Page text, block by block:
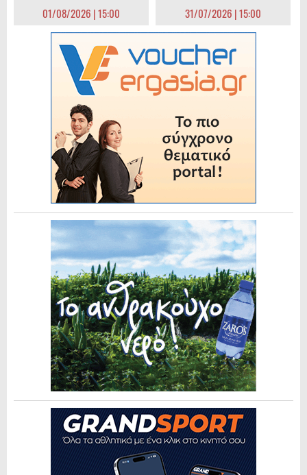
01/08/2026 | 15:00 31/07/2026 | 15:00